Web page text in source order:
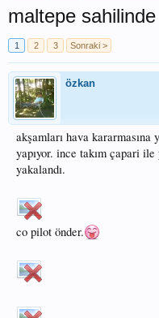
maltepe
1 2 3 Sonraki >
özkan
akşamları hava
yapıyor. ince takım çapari
yakalandı.
co pilot önder.